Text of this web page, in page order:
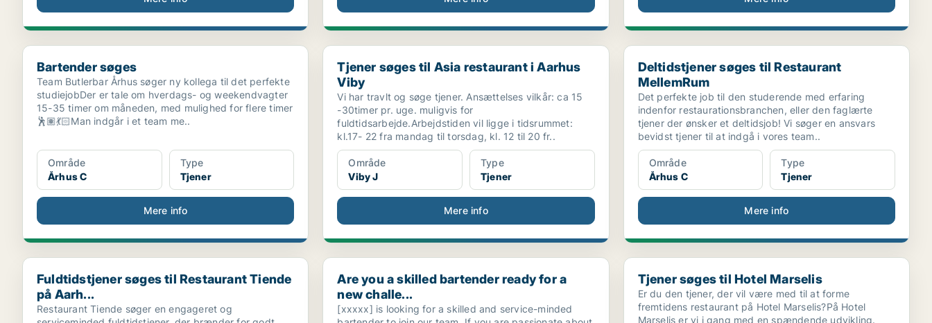
Bartender søges
Bartender søges
Team Butlerbar Århus søger ny kollega til det perfekte
studiejobDer er tale om hverdags- og weekendvagter
15-35 timer om måneden, med mulighed for flere timer
🕺🏽💃🏻Man indgår i et team me..
Område
Århus C
Type
Tjener
Mere info
Tjener søges til Asia restaurant i Aarhus Viby
Tjener søges til Asia restaurant i Aarhus
Viby
Vi har travlt og søge tjener. Ansættelses vilkår: ca 15
-30timer pr. uge. muligvis for
fuldtidsarbejde.Arbejdstiden vil ligge i tidsrummet:
kl.17- 22 fra mandag til torsdag, kl. 12 til 20 fr..
Område
Viby J
Type
Tjener
Mere info
Deltidstjener søges til Restaurant MellemRum
Deltidstjener søges til Restaurant
MellemRum
Det perfekte job til den studerende med erfaring
indenfor restaurationsbranchen, eller den faglærte
tjener der ønsker et deltidsjob! Vi søger en ansvars
bevidst tjener til at indgå i vores team..
Område
Århus C
Type
Tjener
Mere info
Fuldtidstjener søges til Restaurant Tiende på Aarh...
Fuldtidstjener søges til Restaurant Tiende
på Aarh...
Restaurant Tiende søger en engageret og
Are you a skilled bartender ready for a new challe...
Are you a skilled bartender ready for a
new challe...
[xxxxx] is looking for a skilled and service-minded
Tjener søges til Hotel Marselis
Tjener søges til Hotel Marselis
Er du den tjener, der vil være med til at forme
fremtidens restaurant på Hotel Marselis?På Hotel
Marselis er vi i gang med en spændende udvikling.